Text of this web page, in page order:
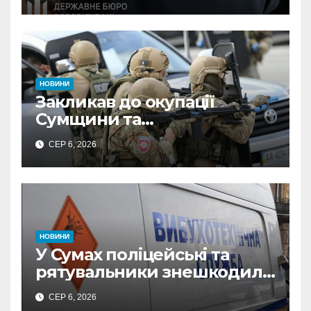
ФОПа
НОВИНИ
Закликав до окупації
Сумщини та
виправдовував обстріли:
СБУ викрила
прокремлівського агітатора
з Охтирки
СЕР 6, 2026
НОВИНИ
У Сумах поліцейські та
рятувальники знешкодили
500-кілограмову авіабомбу
росіян
СЕР 6, 2026